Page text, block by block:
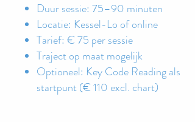
Duur sessie: 75–90 minuten
Locatie: Kessel-Lo of online
Tarief: € 75 per sessie
Traject op maat mogelijk
Optioneel: Key Code Reading als
startpunt (€ 110 excl. chart)